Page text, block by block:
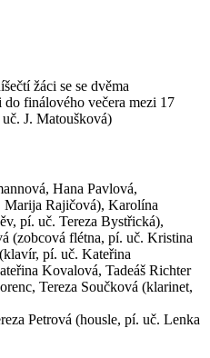
žáci se se dvěma
finálového večera mezi 17
J. Matoušková)
Hana Pavlová,
Rajičová), Karolína
pí. uč. Tereza Bystřická),
(zobcová flétna, pí. uč. Kristina
pí. uč. Kateřina
Kovalová, Tadeáš Richter
Tereza Součková (klarinet,
Petrová (housle, pí. uč. Lenka